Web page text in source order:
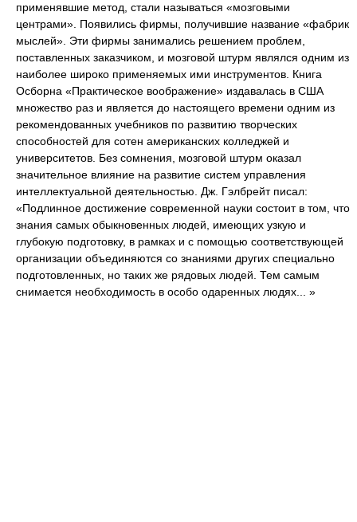
применявшие метод, стали называться «мозговыми
центрами». Появились фирмы, получившие название «фабрик
мыслей». Эти фирмы занимались решением проблем,
поставленных заказчиком, и мозговой штурм являлся одним из
наиболее широко применяемых ими инструментов. Книга
Осборна «Практическое воображение» издавалась в США
множество раз и является до настоящего времени одним из
рекомендованных учебников по развитию творческих
способностей для сотен американских колледжей и
университетов. Без сомнения, мозговой штурм оказал
значительное влияние на развитие систем управления
интеллектуальной деятельностью. Дж. Гэлбрейт писал:
«Подлинное достижение современной науки состоит в том, что
знания самых обыкновенных людей, имеющих узкую и
глубокую подготовку, в рамках и с помощью соответствующей
организации объединяются со знаниями других специально
подготовленных, но таких же рядовых людей. Тем самым
снимается необходимость в особо одаренных людях... »